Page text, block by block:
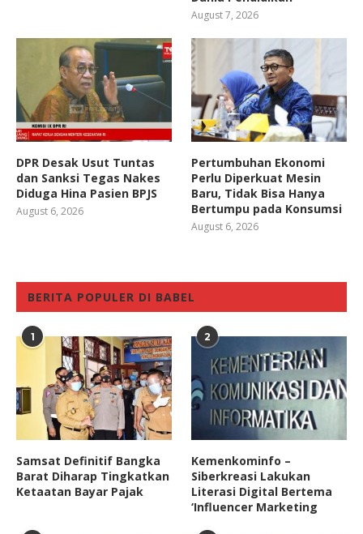
August 7, 2026
DPR Desak Usut Tuntas
dan Sanksi Tegas Nakes
Diduga Hina Pasien BPJS
August 6, 2026
Pertumbuhan Ekonomi
Perlu Diperkuat Mesin
Baru, Tidak Bisa Hanya
Bertumpu pada Konsumsi
August 6, 2026
BERITA POPULER DI BABEL
1
Samsat Definitif Bangka
Barat Diharap Tingkatkan
Ketaatan Bayar Pajak
2
Kemenkominfo –
Siberkreasi Lakukan
Literasi Digital Bertema
‘Influencer Marketing